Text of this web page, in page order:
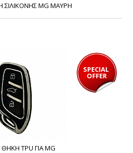
ΣΙΛΙΚΟΝΗΣ MG ΜΑΥΡΗ
SPECIAL
OFFER
TPU ΓΙΑ MG